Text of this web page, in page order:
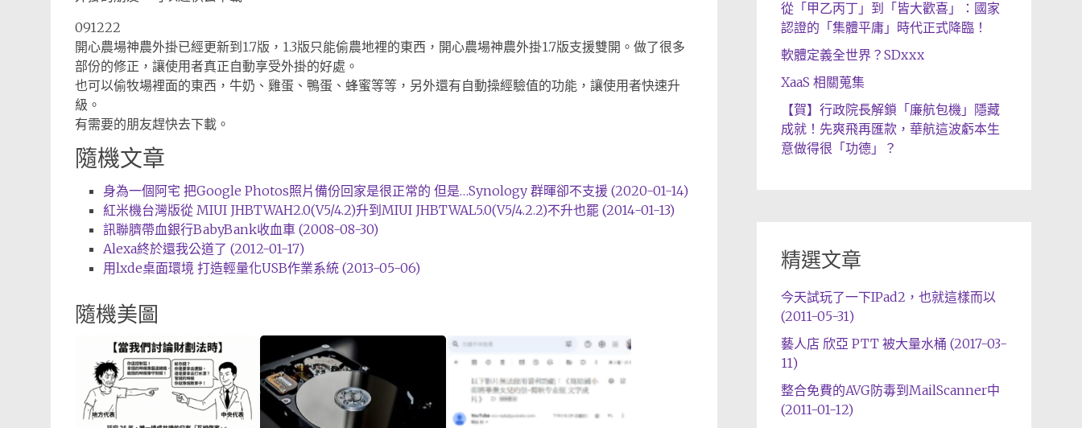
091222
開心農場神農外掛已經更新到1.7版，1.3版只能偷農地裡的東西，開心農場神農外掛1.7版支援雙開。做了很多
部份的修正，讓使用者真正自動享受外掛的好處。
也可以偷牧場裡面的東西，牛奶、雞蛋、鴨蛋、蜂蜜等等，另外還有自動操經驗值的功能，讓使用者快速升
級。
有需要的朋友趕快去下載。
隨機文章
身為一個阿宅 把Google Photos照片備份回家是很正常的 但是…Synology 群暉卻不支援 (2020-01-14)
紅米機台灣版從 MIUI JHBTWAH2.0(V5/4.2)升到MIUI JHBTWAL5.0(V5/4.2.2)不升也罷 (2014-01-13)
訊聯臍帶血銀行BabyBank收血車 (2008-08-30)
Alexa終於還我公道了 (2012-01-17)
用lxde桌面環境 打造輕量化USB作業系統 (2013-05-06)
隨機美圖
從「甲乙丙丁」到「皆大歡喜」：國家
認證的「集體平庸」時代正式降臨！
軟體定義全世界？SDxxx
XaaS 相關蒐集
【賀】行政院長解鎖「廉航包機」隱藏
成就！先爽飛再匯款，華航這波虧本生
意做得很「功德」？
精選文章
今天試玩了一下IPad2，也就這樣而以
(2011-05-31)
藝人店 欣亞 PTT 被大量水桶 (2017-03-
11)
整合免費的AVG防毒到MailScanner中
(2011-01-12)